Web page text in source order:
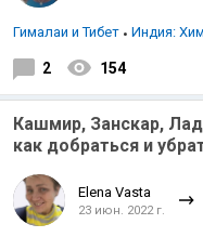
Гималаи и Тибет Индия:
2 154
Кашмир, Занскар,
как добраться и
Elena Vasta
23 июн. 2022 г.